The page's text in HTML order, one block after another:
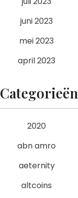
juni 2023
mei 2023
april 2023
Categorieën
2020
abn amro
aeternity
altcoins